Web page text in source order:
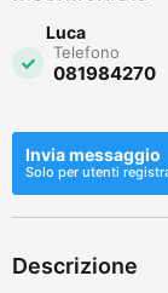
Luca
Telefono
081984270
Invia messaggio
Solo per utenti
Descrizione